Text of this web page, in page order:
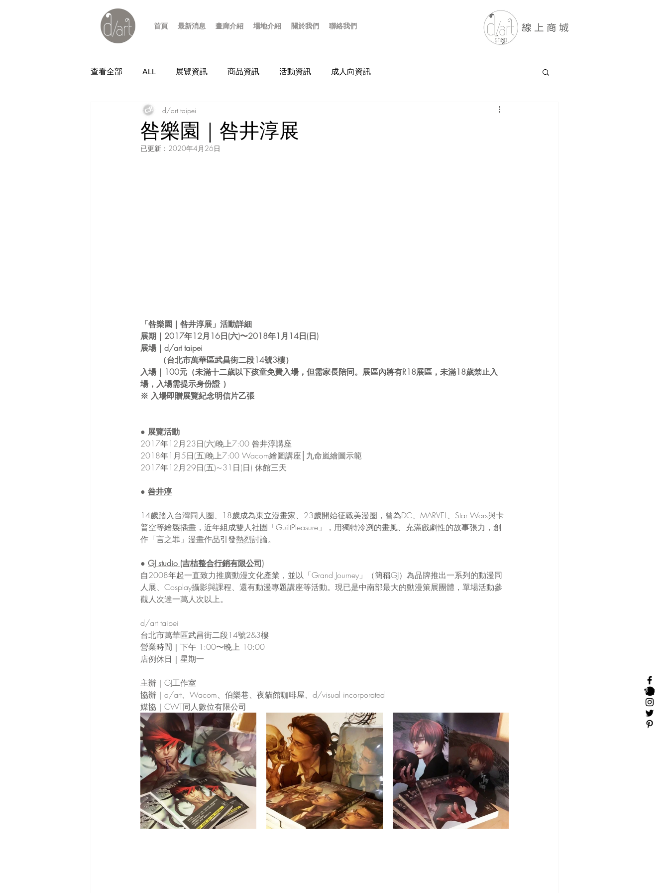
首頁 最新消息 畫廊介紹 場地介紹 關於我們 聯絡我們
查看全部 ALL 展覽資訊 商品資訊 活動資訊 成人向資訊
咎樂園｜咎井淳展
d/art taipei
已更新： 2020年4月26日
「咎樂園｜咎井淳展」活動詳細
展期 ｜ 2017年12月16日(六)〜2018年1月14日(日)
展場 ｜ d/art taipei
（台北市萬華區武昌街二段14號3樓）
入場 ｜ 100元（未滿十二歲以下孩童免費入場，但需家長陪同。展區內將有R18展區，未滿18歲禁止入
場，入場需提示身份證 ）
※ 入場即贈展覽紀念明信片乙張
● 展覽活動
2017年12月23日(六)晚上7:00 咎井淳講座
2018年1月5日(五)晚上7:00 Wacom繪圖講座│九命嵐繪圖示範
2017年12月29日(五)∼31日(日) 休館三天
● 咎井淳
14歲踏入台灣同人圈、18歲成為東立漫畫家、23歲開始征戰美漫圈，曾為DC、MARVEL、Star Wars與卡
普空等繪製插畫，近年組成雙人社團「GuiltPleasure」，用獨特冷冽的畫風、充滿戲劇性的故事張力，創
作「言之罪」漫畫作品引發熱烈討論。
● GJ studio (吉桔整合行銷有限公司)
自2008年起一直致力推廣動漫文化產業，並以「Grand Journey」（簡稱GJ）為品牌推出一系列的動漫同
人展、Cosplay攝影與課程、還有動漫專題講座等活動。現已是中南部最大的動漫策展團體，單場活動參
觀人次達一萬人次以上。
d/art taipei
台北市萬華區武昌街二段14號2&3樓
營業時間 ｜ 下午 1:00〜晚上 10:00
店例休日 ｜ 星期一
主辦 ｜ GJ工作室
協辦 ｜ d/art、Wacom、伯樂巷、夜貓館咖啡屋、d/visual incorporated
媒協 ｜ CWT同人數位有限公司